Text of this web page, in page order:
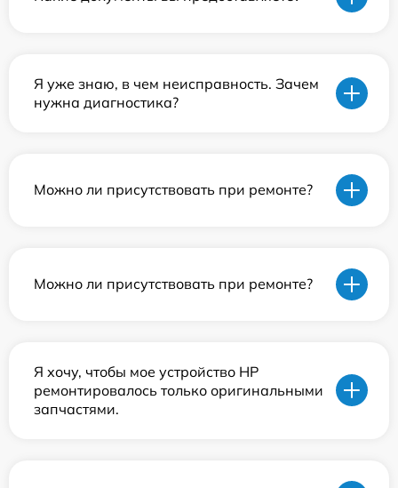
Я уже знаю, в чем неисправность. Зачем
нужна диагностика?
Можно ли присутствовать при ремонте?
Можно ли присутствовать при ремонте?
Я хочу, чтобы мое устройство HP
ремонтировалось только оригинальными
запчастями.